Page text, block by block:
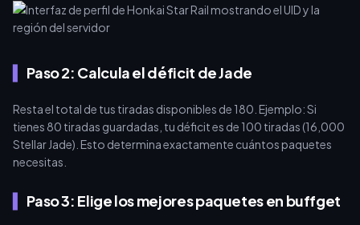
Paso 2: Calcula el déficit de Jade
Resta el total de tus tiradas disponibles de 180. Ejemplo: Si
tienes 80 tiradas guardadas, tu déficit es de 100 tiradas (16,000
Stellar Jade). Esto determina exactamente cuántos paquetes
necesitas.
Paso 3: Elige los mejores paquetes en buffget